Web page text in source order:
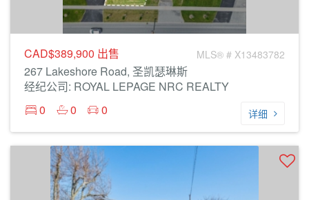
CAD$389,900 出售 MLS® # X13483782
267 Lakeshore Road, 圣凯瑟琳斯
经纪公司: ROYAL LEPAGE NRC REALTY
0
0 0 详细